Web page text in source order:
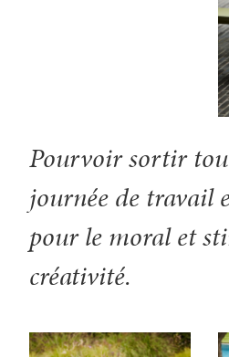
Pourvoir sortir
journée de travail
pour le moral et
créativité.